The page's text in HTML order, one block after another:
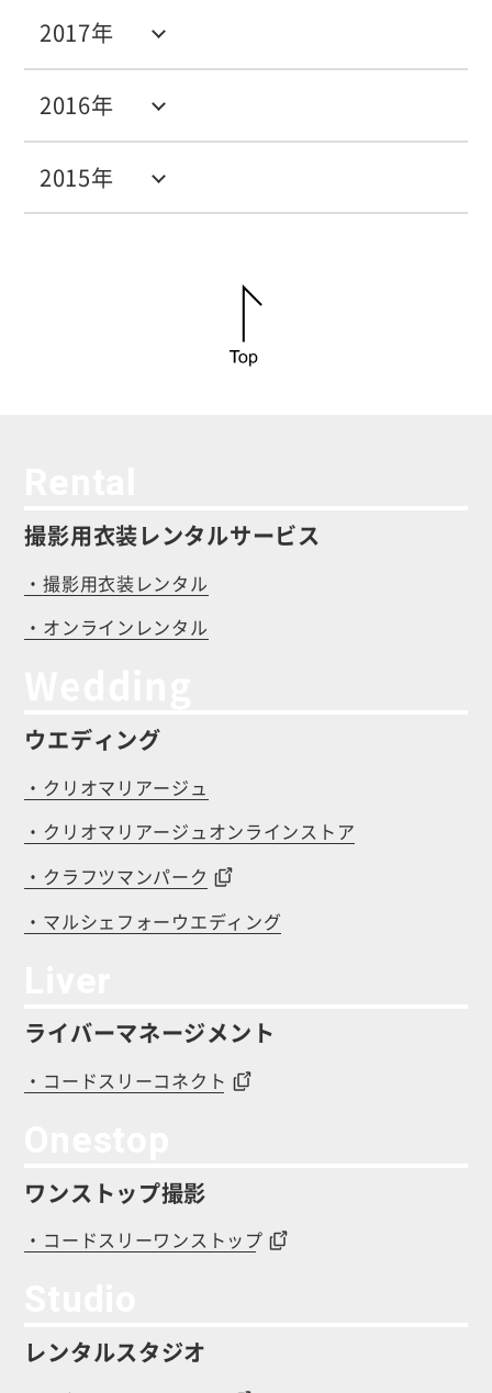
2015年
2016年
2017年
撮影用衣装レンタルサービス
・撮影用衣装レンタル
・オンラインレンタル
ウエディング
・クリオマリアージュ
・クリオマリアージュオンラインストア
・クラフツマンパーク
・マルシェフォーウエディング
ライバーマネージメント
・コードスリーコネクト
ワンストップ撮影
・コードスリーワンストップ
レンタルスタジオ